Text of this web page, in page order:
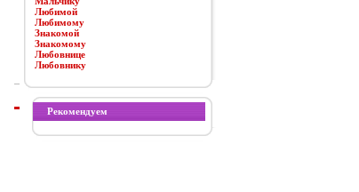
Любимой
Любимому
Знакомой
Знакомому
Любовнице
Любовнику
Рекомендуем